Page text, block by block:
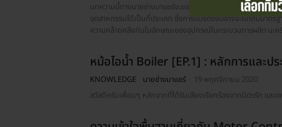
บทความนี้ทางนายช่างมาแชร์จะขอมาเล่าเรื่องของประเภทอุตสาห
อุตสาหกรรมได้เป็นกี่ประเภท ซึ่งการแบ่งตรงนี้อาจจะไม่ได้มีมาต
ความคล้ายคลึงกันในลักษณะของอุปกรณ์ในกระบวนการผลิต นะค
หม้อไอน้ำ Boiler [EP.1] : หลักการและป
KNOWLEDGE นายช่างมาแชร์
19 พฤศจิกายน 2020
สวัสดีครับเพื่อนๆ หลักจากที่ได้รับเสียงเรียกร้องจากมิตรรัก และ